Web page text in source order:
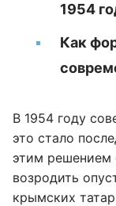
1954
Как
В 1954 году
это стало
этим решением
возродить
крымских